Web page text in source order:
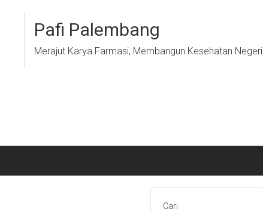
Pafi Palembang
Merajut Karya Farmasi, Membangun Kesehatan Negeri
Cari